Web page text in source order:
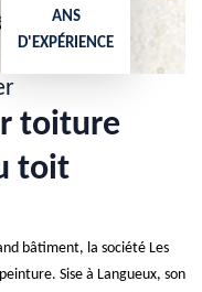
ANS
D'EXPÉRIENCE
toiture
toit
bâtiment, la société Les
Sise à Langueux, son